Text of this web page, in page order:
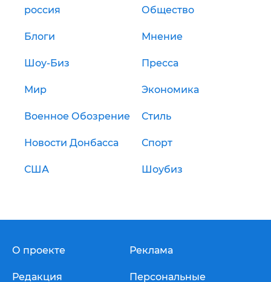
россия Общество
Блоги Мнение
Шоу-Биз Пресса
Мир Экономика
Военное Обозрение Стиль
Новости Донбасса Спорт
США Шоубиз
О проекте
Редакция
Реклама
Персональные